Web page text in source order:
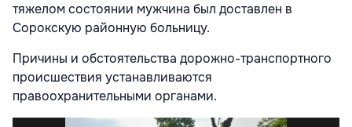
тяжелом состоянии мужчина был доставлен в
Сорокскую районную больницу.
Причины и обстоятельства дорожно-транспортного
происшествия устанавливаются
правоохранительными органами.